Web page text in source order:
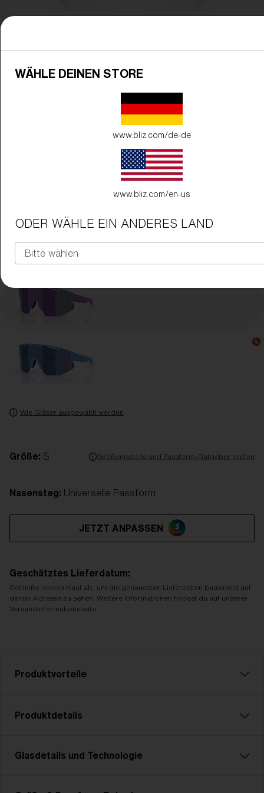
Matt Violett
Wie Gläser ausgewählt werden
Größe: S Größentabelle und Passform-Ratgeber prüfen
Nasensteg: Universelle Passform
JETZT ANPASSEN
Geschätztes Lieferdatum:
Schließe deinen Kauf ab, um die genauesten Lieferzeiten basierend auf
deiner Adresse zu sehen. Weitere Informationen findest du auf unserer
Versandinformationsseite.
Produktvorteile
CE-Kennzeichnung
grundlegenden Gesundheits- und
Produktdetails
Entfessele deine inneren Kräfte mit Matrix. Ein Modell,
Glasdetails und Technologie
WÄHLE DEINEN STORE
www.bliz.com/de-de
www.bliz.com/en-us
ODER WÄHLE EIN ANDERES LAND